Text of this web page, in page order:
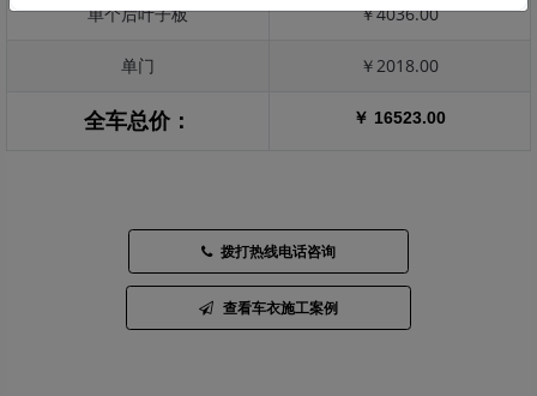
单个后叶子板 ￥4036.00
单门 ￥2018.00
全车总价： ￥ 16523.00
拨打热线电话咨询
查看车衣施工案例